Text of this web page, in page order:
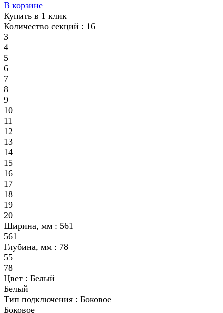
В корзине
Купить в 1 клик
Количество секций : 16
3
4
5
6
7
8
9
10
11
12
13
14
15
16
17
18
19
20
Ширина, мм : 561
561
Глубина, мм : 78
55
78
Цвет : Белый
Белый
Тип подключения : Боковое
Боковое